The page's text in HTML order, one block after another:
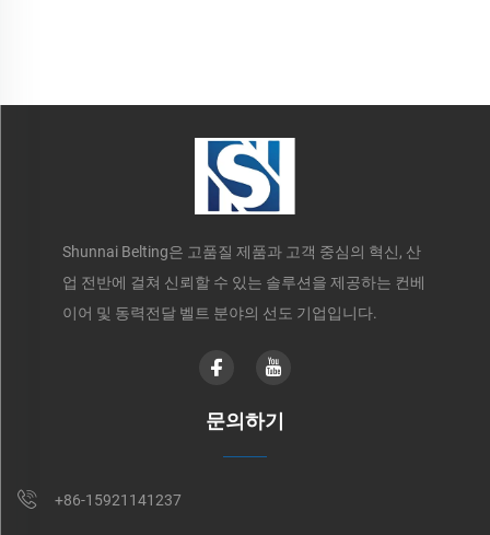
Shunnai Belting은 고품질 제품과 고객 중심의 혁신, 산
업 전반에 걸쳐 신뢰할 수 있는 솔루션을 제공하는 컨베
이어 및 동력전달 벨트 분야의 선도 기업입니다.
문의하기
+86-15921141237